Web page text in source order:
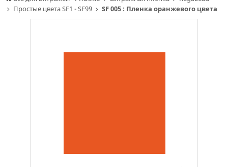
Простые цвета SF1 - SF99
SF 005 : Пленка оранжевого цвета